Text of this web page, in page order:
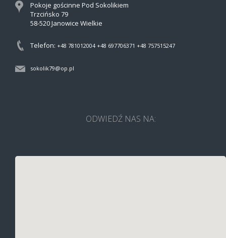
Pokoje gościnne Pod Sokolikiem
Trzcińsko 79
58-520 Janowice Wielkie
Telefon: +48 781012004 +48 697706371 +48 757515247
sokolik79@op.pl
ODWIEDŹ NAS NA: